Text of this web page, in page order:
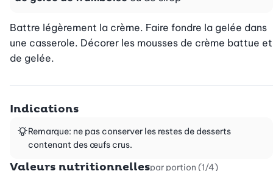
Battre légèrement la crème. Faire fondre la gelée dans
une casserole. Décorer les mousses de crème battue et
de gelée.
Indications
Remarque: ne pas conserver les restes de desserts
contenant des œufs crus.
Valeurs nutritionnellespar portion (1/4)